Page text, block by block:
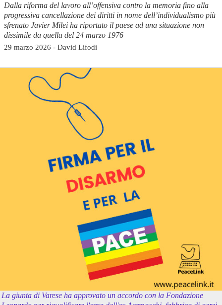
Dalla riforma del lavoro all’offensiva contro la memoria fino alla
progressiva cancellazione dei diritti in nome dell’individualismo più
sfrenato Javier Milei ha riportato il paese ad una situazione non
dissimile da quella del 24 marzo 1976
29 marzo 2026 - David Lifodi
La giunta di Varese ha approvato un accordo con la Fondazione